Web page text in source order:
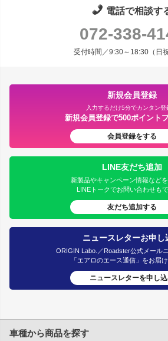
電話で相談す
072-338-
受付時間／9:30～18:30（日祝
新規会員登録
入力するだけ5分でカンタン登
新規会員登録で500ポイント
会員登録をする
LINE友だち追加
新製品やキャンペーン情報などを
LINEトークでお問い合わせも
友だち追加する
ニュースレターお申し
ORIGIN Labo.／Roadster公式メール
「エアロのエース通信」をお届け
ニュースレターを申し
車種から商品を探す